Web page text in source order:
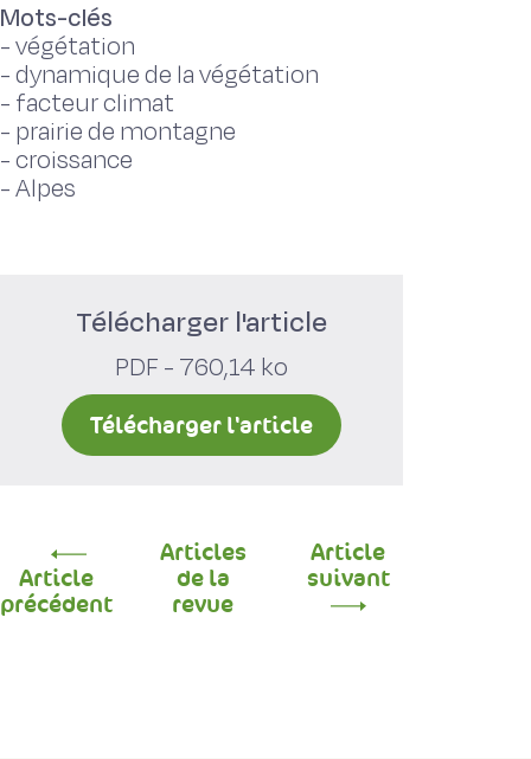
Mots-clés
-végétation
-dynamique de la végétation
- facteur climat
- prairie de montagne
-croissance
-Alpes
Télécharger l'article
PDF - 760,14 ko
Télécharger l'article
Article
précédent
Articles
de la
revue
Article
suivant